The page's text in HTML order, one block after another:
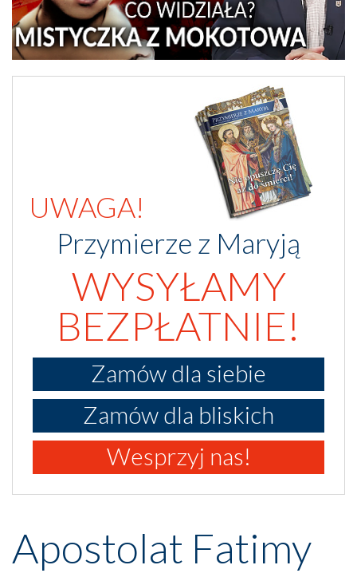
UWAGA!
Przymierze z Maryją
WYSYŁAMY
BEZPŁATNIE!
Zamów dla siebie
Zamów dla bliskich
Wesprzyj nas!
Apostolat Fatimy